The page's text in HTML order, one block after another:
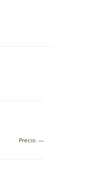
Precio: —